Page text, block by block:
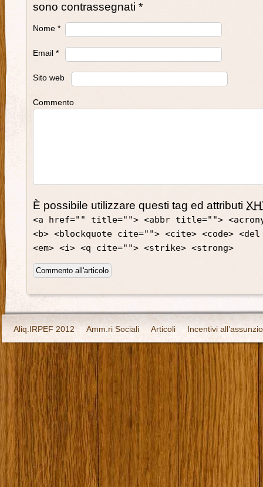
sono contrassegnati *
Nome *
Email *
Sito web
Commento
È possibile utilizzare questi tag ed attributi
<a href="" title=""> <abbr title="">
<b> <blockquote cite=""> <cite> <code>
<em> <i> <q cite=""> <strike> <strong>
Aliq.IRPEF 2012 Amm.ri Sociali Articoli Incentivi
Offerte Lavoro Toscana Perchè nasce RadioLavoroLibero?